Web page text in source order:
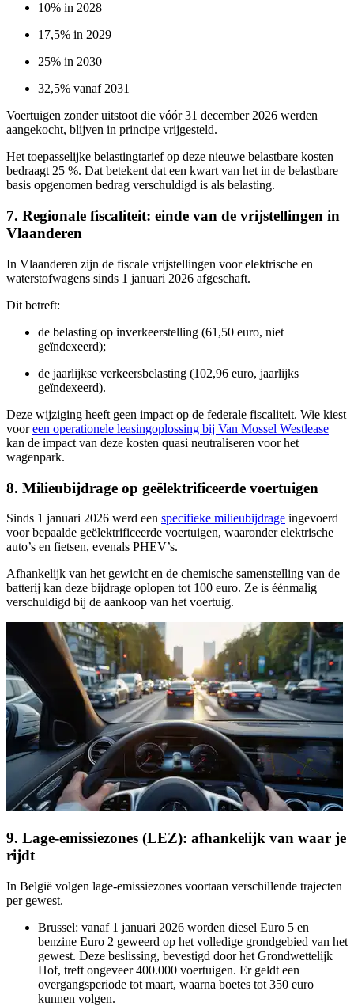
10% in 2028
17,5% in 2029
25% in 2030
32,5% vanaf 2031
Voertuigen zonder uitstoot die vóór 31 december 2026 werden
aangekocht, blijven in principe vrijgesteld.
Het toepasselijke belastingtarief op deze nieuwe belastbare kosten
bedraagt 25 %. Dat betekent dat een kwart van het in de belastbare
basis opgenomen bedrag verschuldigd is als belasting.
7. Regionale fiscaliteit: einde van de vrijstellingen in
Vlaanderen
In Vlaanderen zijn de fiscale vrijstellingen voor elektrische en
waterstofwagens sinds 1 januari 2026 afgeschaft.
Dit betreft:
de belasting op inverkeerstelling (61,50 euro, niet
geïndexeerd);
de jaarlijkse verkeersbelasting (102,96 euro, jaarlijks
geïndexeerd).
Deze wijziging heeft geen impact op de federale fiscaliteit. Wie kiest
vooreen operationele leasingoplossing bij Van Mossel Westlease
kan de impact van deze kosten quasi neutraliseren voor het
wagenpark.
8. Milieubijdrage op geëlektrificeerde voertuigen
Sinds 1 januari 2026 werd een specifieke milieubijdrage ingevoerd
voor bepaalde geëlektrificeerde voertuigen, waaronder elektrische
auto’s en fietsen, evenals PHEV’s.
Afhankelijk van het gewicht en de chemische samenstelling van de
batterij kan deze bijdrage oplopen tot 100 euro. Ze is éénmalig
verschuldigd bij de aankoop van het voertuig.
9. Lage-emissiezones (LEZ): afhankelijk van waar je
rijdt
In België volgen lage-emissiezones voortaan verschillende trajecten
per gewest.
Brussel: vanaf 1 januari 2026 worden diesel Euro 5 en
benzine Euro 2 geweerd op het volledige grondgebied van het
gewest. Deze beslissing, bevestigd door het Grondwettelijk
Hof, treft ongeveer 400.000 voertuigen. Er geldt een
overgangsperiode tot maart, waarna boetes tot 350 euro
kunnen volgen.